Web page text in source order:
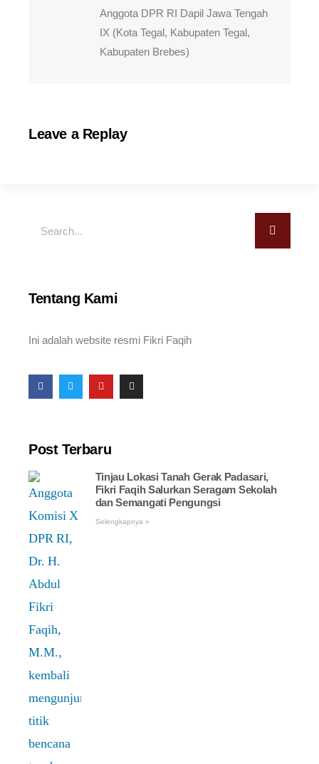
Anggota DPR RI Dapil Jawa Tengah
IX (Kota Tegal, Kabupaten Tegal,
Kabupaten Brebes)
Leave a Replay
Tentang Kami
Ini adalah website resmi Fikri Faqih
Post Terbaru
Tinjau Lokasi Tanah Gerak Padasari,
Fikri Faqih Salurkan Seragam Sekolah
dan Semangati Pengungsi
Selengkapnya »